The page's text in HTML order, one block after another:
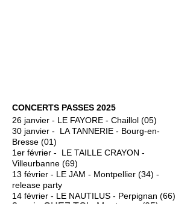
CONCERTS PASSES 2025
26 janvier - LE FAYORE - Chaillol (05)
30 janvier - LA TANNERIE - Bourg-en-
Bresse (01)
1er février - LE TAILLE CRAYON -
Villeurbanne (69)
13 février - LE JAM - Montpellier (34) -
release party
14 février - LE NAUTILUS - Perpignan (66)
3 mai - CHEZ TOI - Montmaur (05)